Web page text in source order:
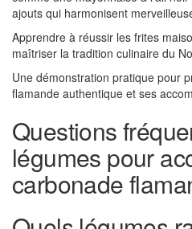
ajouts qui harmonisent
Apprendre à réussir les frites
maîtriser la tradition culinaire du
Une démonstration pratique pour
flamande authentique et ses
Questions
légumes pour
carbonade